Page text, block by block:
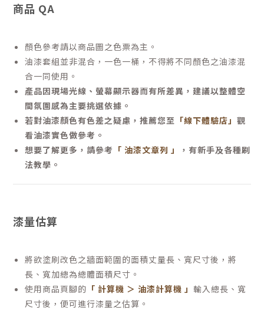
商品 QA
顏色參考請以商品圖之色票為主。
油漆套組並非混合，一色一桶，不得將不同顏色之油漆混
合一同使用。
產品因現場光線、螢幕顯示器而有所差異，建議以整體空
間氛圍感為主要挑選依據。
若對油漆顏色有色差之疑慮，推薦您至 「線下體驗店」 觀
看油漆實色做參考。
想要了解更多，請參考 「 油漆文章列 」
，有新手及各種刷
法教學。
漆量估算
將欲塗刷改色之牆面範圍的面積丈量長、寬尺寸後，將
長、寬加總為總體面積尺寸。
使用商品頁腳的 「 計算機 ＞ 油漆計算機 」 輸入總長、寬
尺寸後，便可進行漆量之估算。